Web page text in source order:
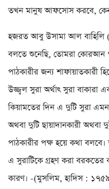
তখন মানুষ আফসোস করবে,
হজরত আবু উসামা আল বাহিলি
বলতে শুনেছি, তোমরা কোরআন
পাঠকারীর জন্য শাফায়াতকারী
উজ্জ্বল সুরা অর্থাৎ সুরা
কিয়ামতের দিন এ দুটি সুরা
অথবা দুটি ছায়াদানকারী অথবা
পাঠকারীর পক্ষ হয়ে কথা
এ সুরাটিকে গ্রহণ করা
কারণ। -(মুসলিম, হাদিস :